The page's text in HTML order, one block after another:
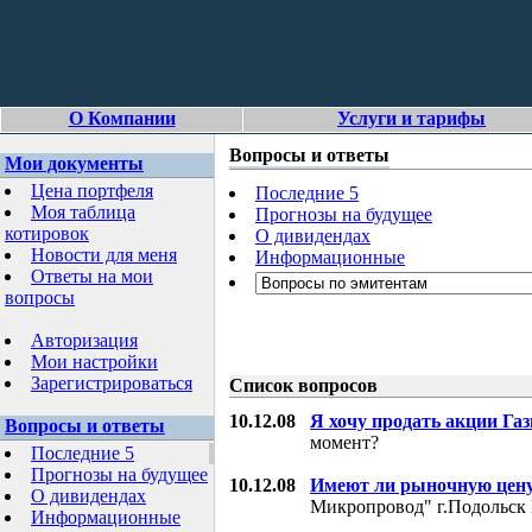
О Компании Услуги и тарифы
Мои документы
Цена портфеля
Моя таблица
котировок
Новости для меня
Ответы на мои
вопросы
Авторизация
Мои настройки
Зарегистрироваться
Вопросы и ответы
Последние 5
Прогнозы на будущее
О дивидендах
Информационные
Вопросы и ответы
Последние 5
Прогнозы на будущее
О дивидендах
Информационные
Список вопросов
10.12.08 Я хочу продать акции
момент?
10.12.08
Имеют ли рыночную
Микропровод"